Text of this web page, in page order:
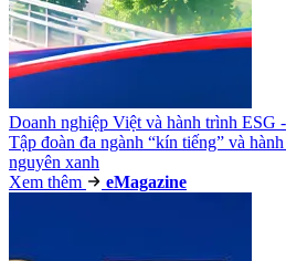
Doanh nghiệp Việt và hành trình
Tập đoàn đa ngành “kín tiếng” và
nguyên xanh
Xem thêm
eMagazine